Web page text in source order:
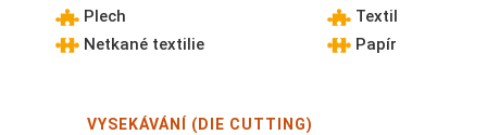
Plech
Netkané textilie
Textil
Papír
VYSEKÁVÁNÍ (DIE CUTTING)